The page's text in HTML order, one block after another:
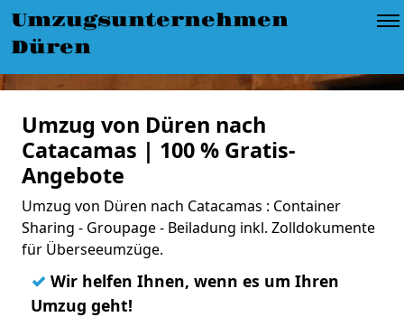
Umzugsunternehmen
Düren
Umzug von Düren nach
Catacamas | 100 % Gratis-
Angebote
Umzug von Düren nach Catacamas : Container
Sharing - Groupage - Beiladung inkl. Zolldokumente
für Überseeumzüge.
✓ Wir helfen Ihnen, wenn es um Ihren
Umzug geht!